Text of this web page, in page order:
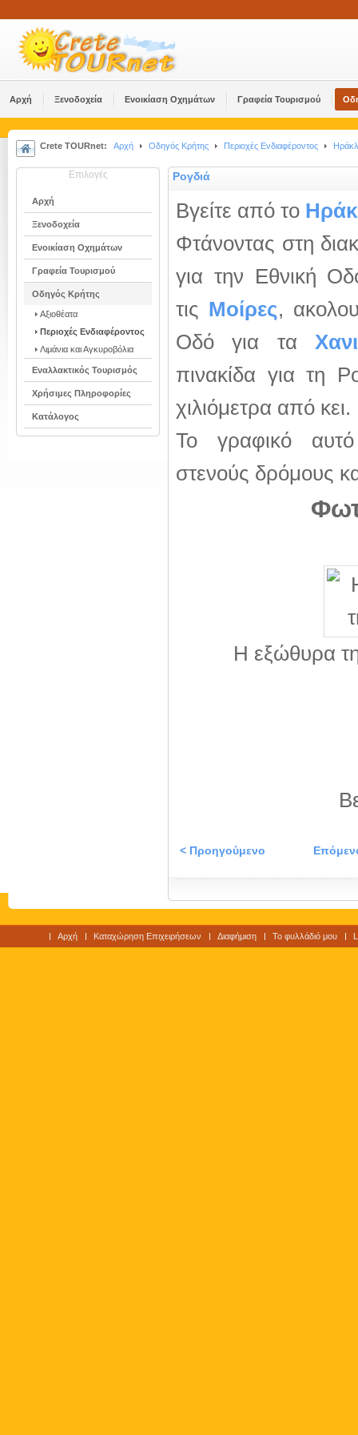
Αρχή Ξενοδοχεία Ενοικίαση Οχημάτων Γραφεία Τουρισμού
Crete TOURnet: Αρχή Οδηγός Κρήτης Περιοχές Ενδιαφέροντος
Επιλογές
Αρχή
Ξενοδοχεία
Ενοικίαση Οχημάτων
Γραφεία Τουρισμού
Οδηγός Κρήτης
Αξιοθέατα
Περιοχές Ενδιαφέροντος
Λιμάνια και Αγκυροβόλια
Εναλλακτικός Τουρισμός
Χρήσιμες Πληροφορίες
Κατάλογος
Ρογδιά
Βγείτε από το
Φτάνοντας στη
για την Εθνική
τις Μοίρες,
Οδό για τα
πινακίδα για τη
χιλιόμετρα από κει.
Το γραφικό
στενούς δρόμους
Η εξώθυρα
< Προηγούμενο
Αρχή Καταχώρηση Επιχειρήσεων Διαφήμιση Το φυλλάδιό μου